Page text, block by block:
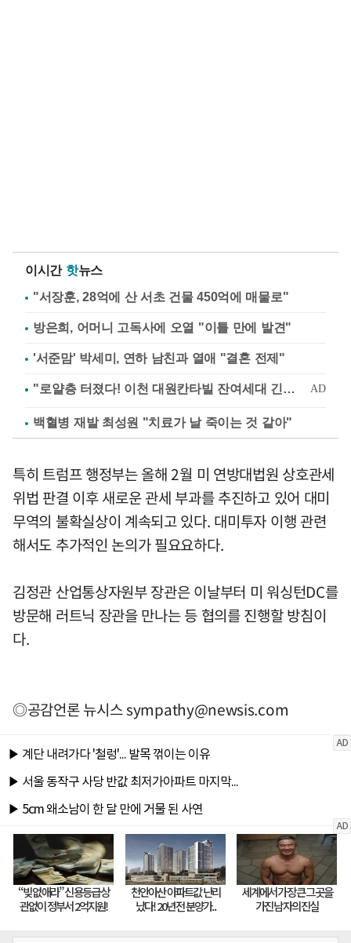
이시간 핫뉴스
"서장훈, 28억에 산 서초 건물 450억에 매물로"
방은희, 어머니 고독사에 오열 "이틀 만에 발견"
'서준맘' 박세미, 연하 남친과 열애 "결혼 전제"
백혈병 재발 최성원 "치료가 날 죽이는 것 같아"
특히 트럼프 행정부는 올해 2월 미 연방대법원 상호관세
위법 판결 이후 새로운 관세 부과를 추진하고 있어 대미
무역의 불확실상이 계속되고 있다. 대미투자 이행 관련
해서도 추가적인 논의가 필요요하다.
김정관 산업통상자원부 장관은 이날부터 미 워싱턴DC를
방문해 러트닉 장관을 만나는 등 협의를 진행할 방침이
다.
◎공감언론 뉴시스sympathy@newsis.com